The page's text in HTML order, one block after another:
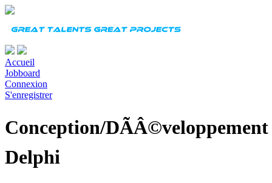
Accueil
Jobboard
Connexion
S'enregistrer
Conception/DÃÂ©veloppement
Delphi